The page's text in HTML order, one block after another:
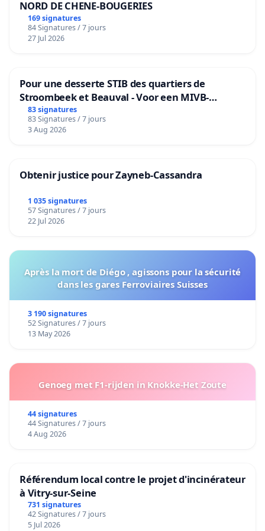
NORD DE CHENE-BOUGERIES
169 signatures
84 Signatures / 7 jours
27 Jul 2026
Pour une desserte STIB des quartiers de
Stroombeek et Beauval - Voor een MIVB-
bediening van de wijken Strombeek en Het
Voor
83 signatures
83 Signatures / 7 jours
3 Aug 2026
Obtenir justice pour Zayneb-Cassandra
1 035 signatures
57 Signatures / 7 jours
22 Jul 2026
Après la mort de Diégo , agissons pour la sécurité
dans les gares Ferroviaires Suisses
3 190 signatures
52 Signatures / 7 jours
13 May 2026
Genoeg met F1-rijden in Knokke-Het Zoute
44 signatures
44 Signatures / 7 jours
4 Aug 2026
Référendum local contre le projet d'incinérateur
à Vitry-sur-Seine
731 signatures
42 Signatures / 7 jours
5 Jul 2026